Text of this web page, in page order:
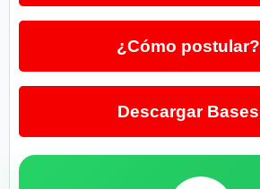
¿Cómo postular?
Descargar Bases